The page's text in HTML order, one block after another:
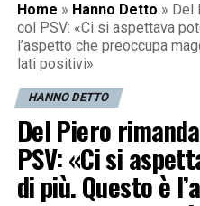
Home » Hanno Detto » Del
col PSV: «Ci si aspettava
l’aspetto che preoccupa
lati positivi»
HANNO DETTO
Del Piero
PSV: «Ci si
di più. Questo è